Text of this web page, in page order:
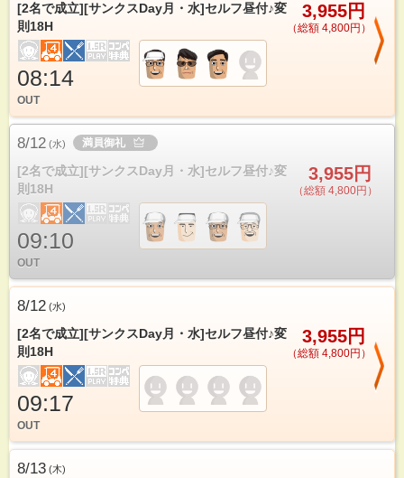
[2名で成立][サンクスDay月・水]セルフ昼付♪変
則18H
3,955円
（総額 4,800円）
08:14
OUT
8/12 (水) 満員御礼
[2名で成立][サンクスDay月・水]セルフ昼付♪変
則18H
3,955円
（総額 4,800円）
09:10
OUT
8/12 (水)
[2名で成立][サンクスDay月・水]セルフ昼付♪変
則18H
3,955円
（総額 4,800円）
09:17
OUT
8/13 (木)